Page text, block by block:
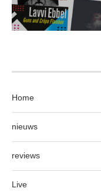
Home
nieuws
reviews
Live